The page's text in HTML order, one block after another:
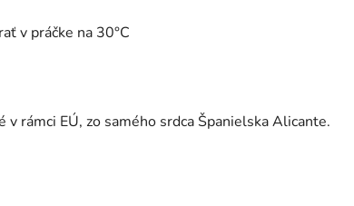
v práčke na 30°C
v rámci EÚ, zo samého srdca Španielska Alicante.